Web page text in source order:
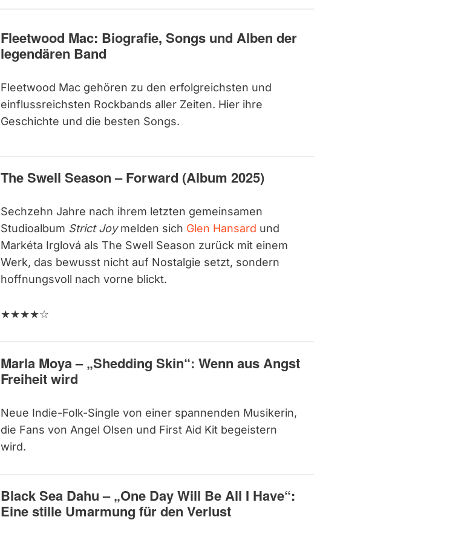
Fleetwood Mac: Biografie, Songs und Alben der
legendären Band
Fleetwood Mac gehören zu den erfolgreichsten und
einflussreichsten Rockbands aller Zeiten. Hier ihre
Geschichte und die besten Songs.
The Swell Season – Forward (Album 2025)
Sechzehn Jahre nach ihrem letzten gemeinsamen
Studioalbum Strict Joymelden sich Glen Hansard und
Markéta Irglová als The Swell Season zurück mit einem
Werk, das bewusst nicht auf Nostalgie setzt, sondern
hoffnungsvoll nach vorne blickt.
★★★★☆
Marla Moya – „Shedding Skin“: Wenn aus Angst
Freiheit wird
Neue Indie-Folk-Single von einer spannenden Musikerin,
die Fans von Angel Olsen und First Aid Kit begeistern
wird.
Black Sea Dahu – „One Day Will Be All I Have“:
Eine stille Umarmung für den Verlust